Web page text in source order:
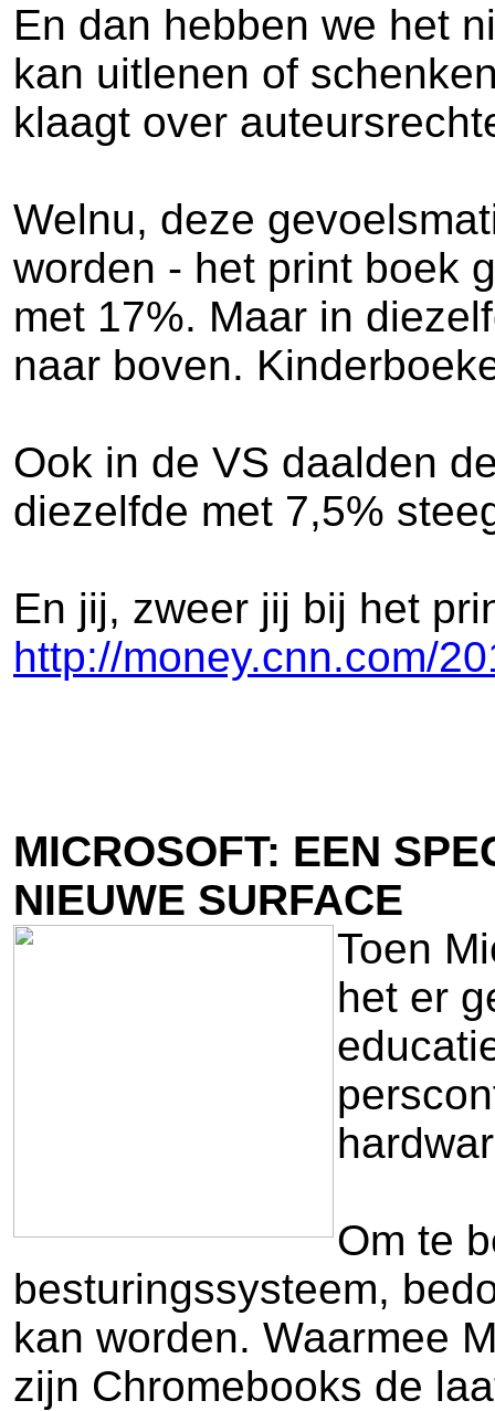
En dan hebben we het
kan uitlenen of
klaagt over
Welnu, deze
worden - het print boek
met 17%. Maar in
naar boven.
Ook in de VS daalden
diezelfde met 7,5%
En jij, zweer jij bij het
http://money.cnn.com/
MICROSOFT: EEN
NIEUWE SURFACE
Toen
het er
Om te
besturingssysteem,
kan worden. Waarmee
zijn Chromebooks de